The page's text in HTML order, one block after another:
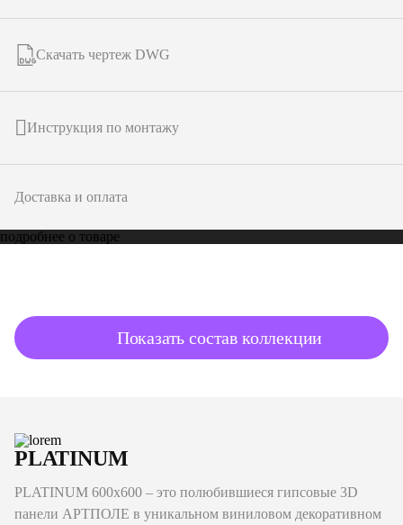
Скачать чертеж DWG
Инструкция по монтажу
Доставка и оплата
подробнее о товаре
Показать состав коллекции
PLATINUM
PLATINUM 600x600 – это полюбившиеся гипсовые 3D
панели АРТПОЛЕ в уникальном виниловом декоративном